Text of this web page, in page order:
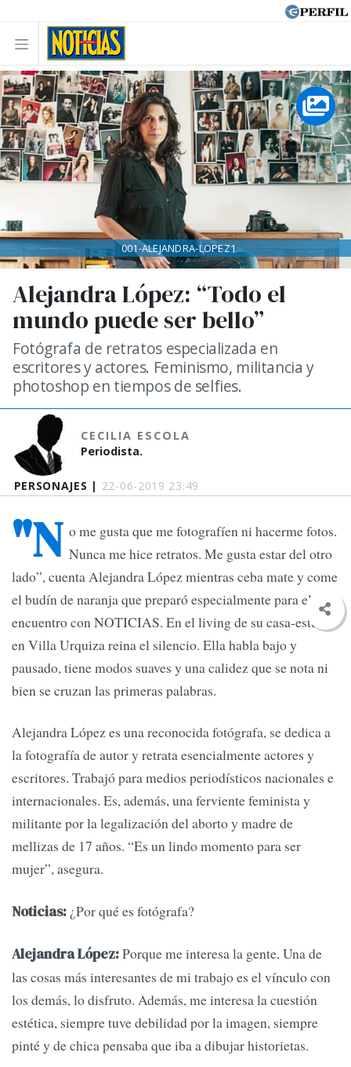
PERSONAJES | 22-06-2019 23:49
Alejandra López: “Todo el
mundo puede ser bello”
Fotógrafa de retratos especializada en
escritores y actores. Feminismo, militancia y
photoshop en tiempos de selfies.
CECILIA ESCOLA
Periodista.
001-ALEJANDRA-LOPEZ1
"N o me gusta que me fotografíen ni hacerme fotos.
Nunca me hice retratos. Me gusta estar del otro
lado”, cuenta Alejandra López mientras ceba mate y come
el budín de naranja que preparó especialmente para el
encuentro con NOTICIAS. En el living de su casa-estudio
en Villa Urquiza reina el silencio. Ella habla bajo y
pausado, tiene modos suaves y una calidez que se nota ni
bien se cruzan las primeras palabras.
Alejandra López es una reconocida fotógrafa, se dedica a
la fotografía de autor y retrata esencialmente actores y
escritores. Trabajó para medios periodísticos nacionales e
internacionales. Es, además, una ferviente feminista y
militante por la legalización del aborto y madre de
mellizas de 17 años. “Es un lindo momento para ser
mujer”, asegura.
Noticias: ¿Por qué es fotógrafa?
Alejandra López:Porque me interesa la gente. Una de
las cosas más interesantes de mi trabajo es el vínculo con
los demás, lo disfruto. Además, me interesa la cuestión
estética, siempre tuve debilidad por la imagen, siempre
pinté y de chica pensaba que iba a dibujar historietas.